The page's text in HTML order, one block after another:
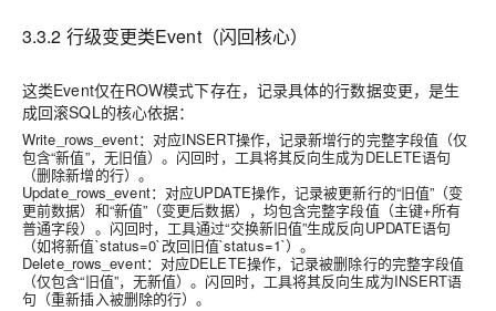
3.3.2 行级变更类Event（闪回核心）
这类Event仅在ROW模式下存在，记录具体的行数据变更，是生
成回滚SQL的核心依据：
Write_rows_event：对应INSERT操作，记录新增行的完整字段值（仅
包含“新值”，无旧值）。闪回时，工具将其反向生成为DELETE语句
（删除新增的行）。
Update_rows_event：对应UPDATE操作，记录被更新行的“旧值”（变
更前数据）和“新值”（变更后数据），均包含完整字段值（主键+所有
普通字段）。闪回时，工具通过“交换新旧值”生成反向UPDATE语句
（如将新值`status=0`改回旧值`status=1`）。
Delete_rows_event：对应DELETE操作，记录被删除行的完整字段值
（仅包含“旧值”，无新值）。闪回时，工具将其反向生成为INSERT语
句（重新插入被删除的行）。